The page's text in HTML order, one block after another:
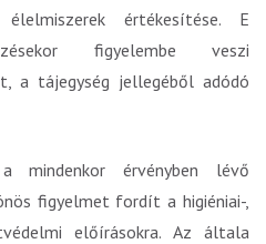
értékesítése. E
figyelembe veszi
a tájegység jellegéből adódó
mindenkor érvényben lévő
figyelmet fordít a higiéniai-,
előírásokra. Az általa